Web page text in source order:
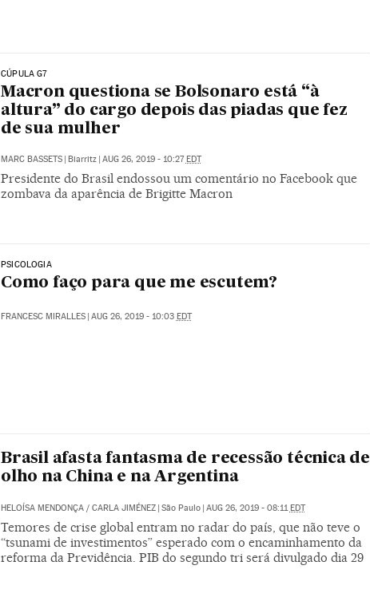
CÚPULA G7
Macron questiona se Bolsonaro está “à
altura” do cargo depois das piadas que fez
de sua mulher
MARC BASSETS | Biarritz | AUG 26, 2019 - 10:27EDT
Presidente do Brasil endossou um comentário no Facebook que
zombava da aparência de Brigitte Macron
PSICOLOGIA
Como faço para que me escutem?
FRANCESC MIRALLES | AUG 26, 2019 - 10:03 EDT
Brasil afasta fantasma de recessão técnica de
olho na China e na Argentina
HELOÍSA MENDONÇA/ CARLA JIMÉNEZ | São Paulo | AUG 26, 2019 - 08:11EDT
Temores de crise global entram no radar do país, que não teve o
“tsunami de investimentos” esperado com o encaminhamento da
reforma da Previdência. PIB do segundo tri será divulgado dia 29